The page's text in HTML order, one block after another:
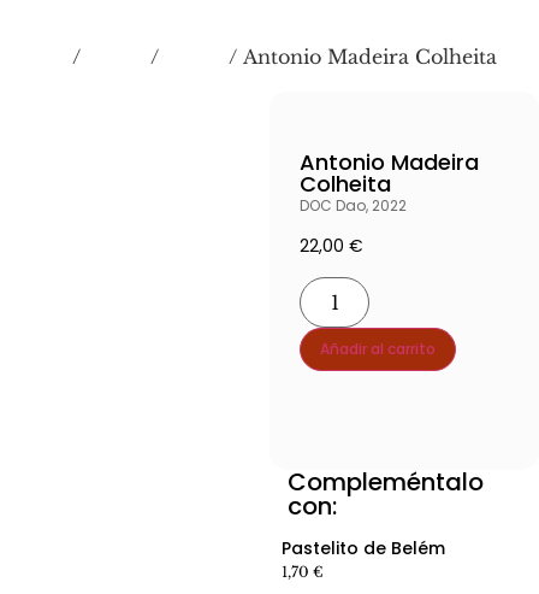
/ / / Antonio Madeira Colheita
Antonio Madeira
Colheita
DOC Dao, 2022
22,00 €
Añadir al carrito
Compleméntalo
con:
Ver producto producto
Ver producto producto
Pastelito de Belém
1,70 €